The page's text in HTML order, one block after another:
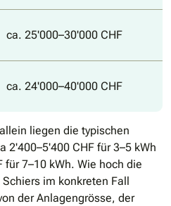
ca. 25'000–30'000 CHF
ca. 24'000–40'000 CHF
liegen die typischen
2'400–5'400 CHF für 3–5 kWh
für 7–10 kWh. Wie hoch die
im konkreten Fall
der Anlagengrösse, der